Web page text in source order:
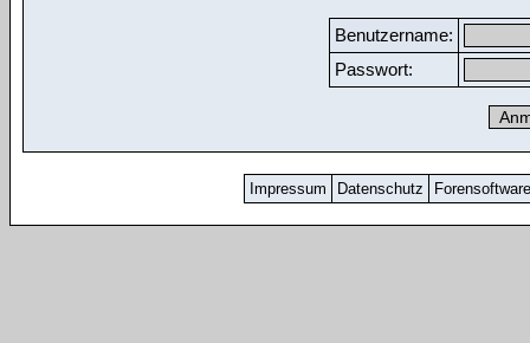
Benutzername:
Passwort:
Impressum Datenschutz